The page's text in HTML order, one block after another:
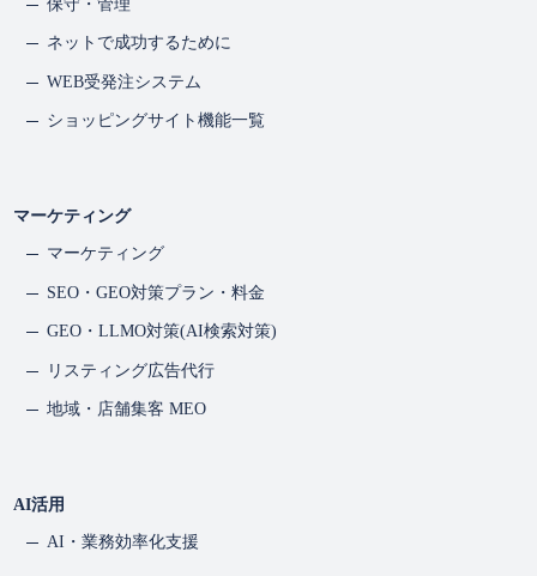
保守・管理
ネットで成功するために
WEB受発注システム
ショッピングサイト機能一覧
マーケティング
マーケティング
SEO・GEO対策プラン・料金
GEO・LLMO対策(AI検索対策)
リスティング広告代行
地域・店舗集客 MEO
AI活用
AI・業務効率化支援